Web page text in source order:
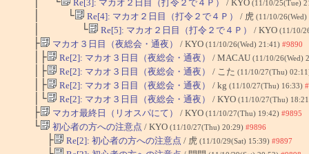
Re[3]: マカオ２日目（打令２で４Ｐ） / KYO (11/10/25(Tue)
│ └ Re[4]: マカオ２日目（打令２で４Ｐ） / 虎 (11/10/
│ └ Re[5]: マカオ２日目（打令２で４Ｐ） / KYO (11/10/
├ マカオ３日目（夜総会・通夜） / KYO (11/10/26(Wed) 21:41) #9890
│├ Re[2]: マカオ３日目（夜総会・通夜） / MACAU (11/10/26(Wed)
│├ Re[2]: マカオ３日目（夜総会・通夜） / こた (11/10/27(Thu)
│├ Re[2]: マカオ３日目（夜総会・通夜） / kg (11/10/27(Thu) 16:33)
│└ Re[2]: マカオ３日目（夜総会・通夜） / KYO (11/10/27(Thu)
├ マカオ最終日（リオスパにて） / KYO (11/10/27(Thu) 19:42) #9895
└ 初心者の方への注意点 / KYO (11/10/27(Thu) 20:29) #9896
├ Re[2]: 初心者の方への注意点 / 虎 (11/10/29(Sat) 15:39) #9897